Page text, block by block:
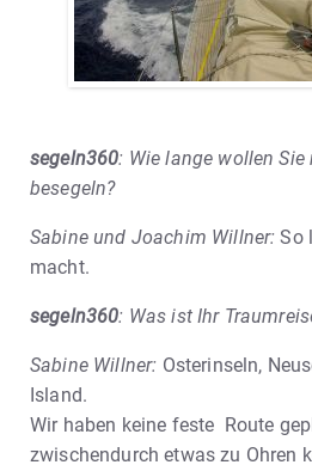
segeln360: Wie lange wollen
besegeln?
Sabine und Joachim Willner:So
macht.
segeln360: Was ist Ihr
Sabine Willner: Osterinseln,
Island.
Wir haben keine feste Route
zwischendurch etwas zu Ohren